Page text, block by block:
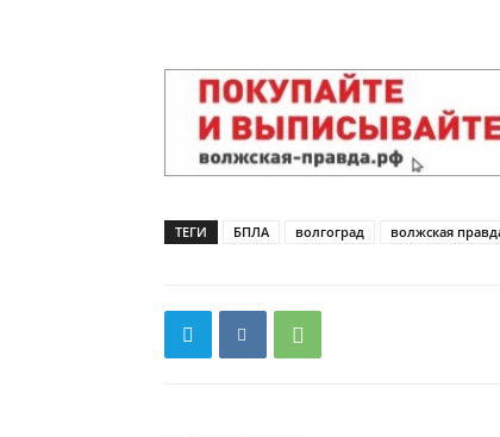
ТЕГИ БПЛА волгоград волжская